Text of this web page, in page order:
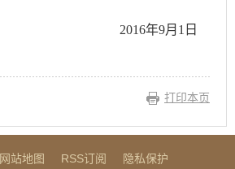
2016年9月1日
打印本页
网站地图 RSS订阅 隐私保护